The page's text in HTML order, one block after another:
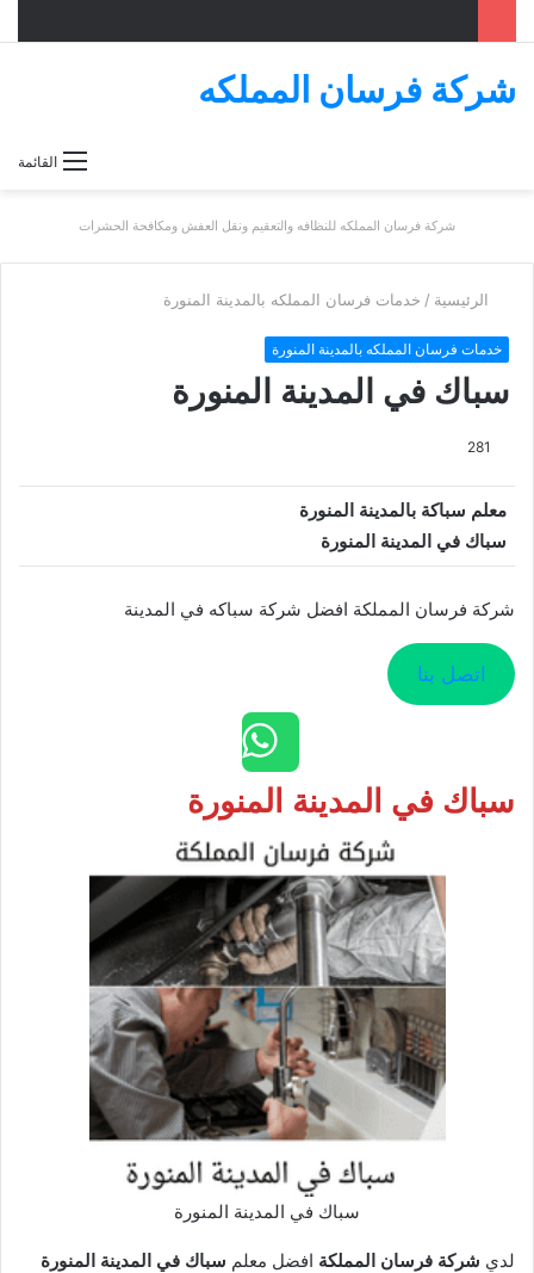
القائمة
شركة فرسان المملكه
شركة فرسان المملكه للنظافه والتعقيم ونقل العفش ومكافحة الحشرات
الرئيسية / خدمات فرسان المملكه بالمدينة المنورة
خدمات فرسان المملكه بالمدينة المنورة
سباك في المدينة المنورة
281
معلم سباكة بالمدينة المنورة
سباك في المدينة المنورة
شركة فرسان المملكة افضل شركة سباكه في المدينة
اتصل بنا
سباك في المدينة المنورة
سباك في المدينة المنورة
لدي شركة فرسان المملكة افضل معلم سباك في المدينة المنورة